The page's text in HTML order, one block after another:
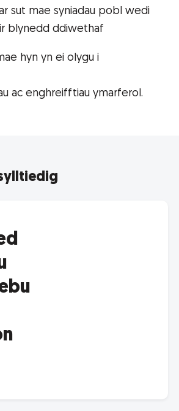
sut mae syniadau pobl wedi
blynedd ddiwethaf
hyn yn ei olygu i
ac enghreifftiau ymarferol.